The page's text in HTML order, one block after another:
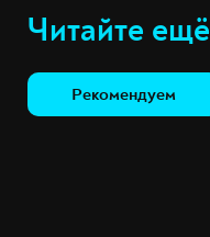
Читайте ещё
Рекомендуем